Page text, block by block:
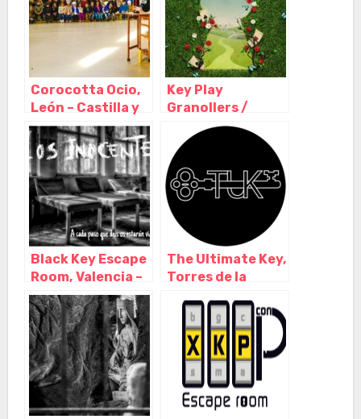
Corocotta Ocio,
León – Castilla y
León
Key Play
Granollers /
Escape Room,
Granollers –
Barcelona
Black Key Escape
Room, Valencia –
Valencia
The Ultimate Key,
Torres de la